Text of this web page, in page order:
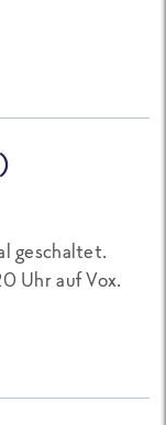
geschaltet.
Uhr auf Vox.